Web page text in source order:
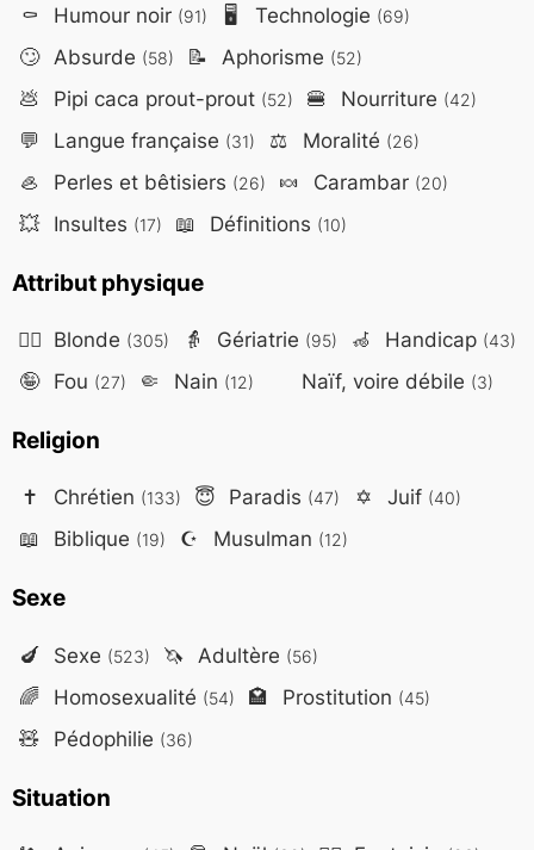
⚰️ Humour noir (91) 🖥️ Technologie (69)
🙄 Absurde (58) 📝 Aphorisme (52)
💩 Pipi caca prout-prout (52) 🍔 Nourriture (42)
💬 Langue française (31) ⚖️ Moralité (26)
🦪 Perles et bêtisiers (26) 🍬 Carambar (20)
💥 Insultes (17) 📖 Définitions (10)
Attribut physique
👱‍♀️ Blonde (305) 👵 Gériatrie (95) 🦽 Handicap (43)
🤪 Fou (27) 🤏 Nain (12) Naïf, voire débile (3)
Religion
✝️ Chrétien (133) 😇 Paradis (47) ✡️ Juif (40)
📖 Biblique (19) ☪️ Musulman (12)
Sexe
🍆 Sexe (523) 🦄 Adultère (56)
🌈 Homosexualité (54) 🏩 Prostitution (45)
🧸 Pédophilie (36)
Situation